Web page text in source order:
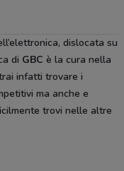
dislocata su
di GBC è la cura nella
infatti trovare i
ma anche e
trovi nelle altre